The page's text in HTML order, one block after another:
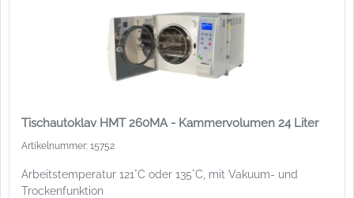
Tischautoklav HMT 260MA - Kammervolumen 24 Liter
Artikelnummer: 15752
Arbeitstemperatur 121°C oder 135°C, mit Vakuum- und
Trockenfunktion